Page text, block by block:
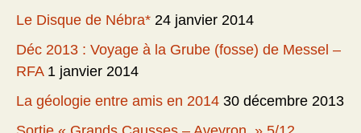
Le Disque de Nébra* 24 janvier 2014
Déc 2013 : Voyage à la Grube (fosse) de Messel –
RFA 1 janvier 2014
La géologie entre amis en 2014 30 décembre 2013